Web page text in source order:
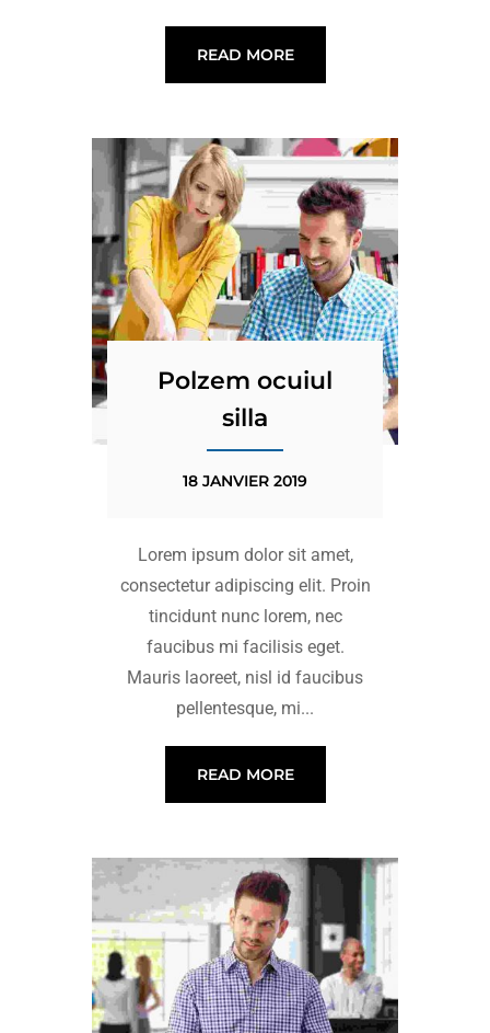
READ MORE
Polzem ocuiul
silla
18 JANVIER 2019
Lorem ipsum dolor sit amet,
consectetur adipiscing elit. Proin
tincidunt nunc lorem, nec
faucibus mi facilisis eget.
Mauris laoreet, nisl id faucibus
pellentesque, mi...
READ MORE